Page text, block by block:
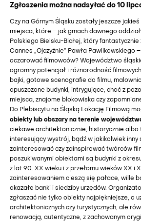
Zgłoszenia można nadsyłać do 10
Czy na Górnym Śląsku zostały jeszcze
miejsca, które – jak gmach dawnego
Polskiego Bielsku-Białej, który fantastycznie
Cannes „Ojczyźnie” Pawła Pawlikowskiego
oczarować filmowców? Województwo
ogromny potencjał i różnorodność
bajki, gotowe scenografie do filmu,
opuszczone budynki, intrygujące, choć z
miejsca, znajome blokowiska czy
Do Plebiscytu na Śląską Lokację Filmową
obiekty lub obszary na terenie
ciekawe architektonicznie, historycznie albo
interesujący wystrój, bądź w jakikolwiek inny
zainteresować czy zainspirować twórców
poszukiwanymi obiektami są budynki z
z lat 90. XX wieku i z przełomu wieków XX i
zainteresowaniem cieszą się pałace, wille
okazałe banki i siedziby urzędów.
zgłaszać nie tylko obiekty najpiękniejsze, o
architektonicznych czy turystycznych, ale
renowacją, autentyczne, z zachowanym